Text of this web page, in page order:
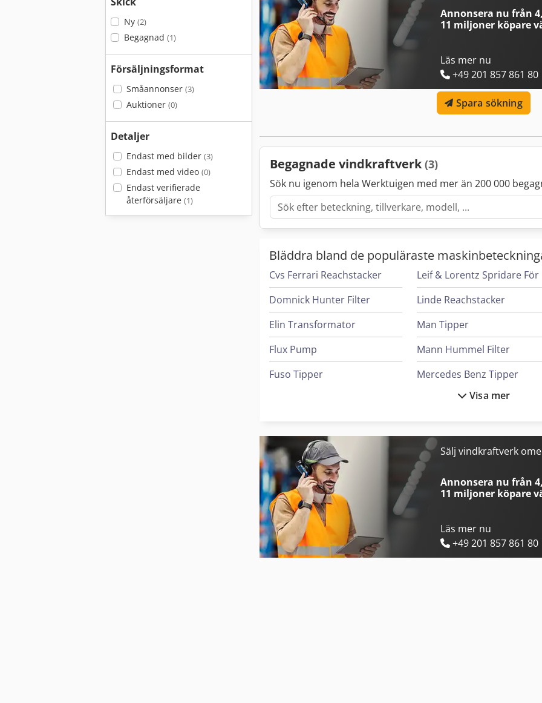
Ny (2)
Begagnad (1)
Försäljningsformat
Småannonser (3)
Auktioner (0)
Detaljer
Endast med bilder (3)
Endast med video (0)
Endast verifierade
återförsäljare (1)
för enskilda eller större beställningar. Kunderna kan beställa valfritt
enhet Tillgängligt lager: 48 enheter Minsta beställningskvantitet: 1
lager, Turkiet, Incoterms® 2020.
Annonsera nu från
11 miljoner köpare
Läs mer nu
+49 201 857 861 80
Spara sökning
Begagnade vindkraftverk (3)
Sök nu igenom hela Werktuigen med mer än 200 000
Bläddra bland de populäraste
Cvs Ferrari Reachstacker
Domnick Hunter Filter
Elin Transformator
Flux Pump
Fuso Tipper
Iveco Tipper
Linde Reachstacker
Man Tipper
Mann Hummel Filter
Mercedes Benz Tipper
Renault Tipper
Schneider Controller
Screen Imagesetter
Visa mer
Sälj vindkraftverk
Annonsera nu från
11 miljoner köpare
Läs mer nu
+49 201 857 861 80